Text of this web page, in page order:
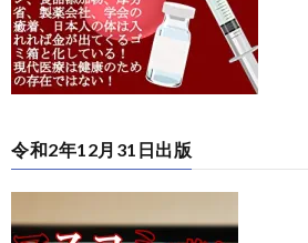
令和2年12月31日出版